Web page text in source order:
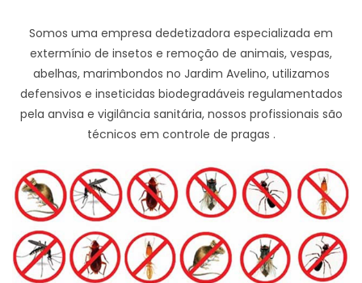
Somos uma empresa dedetizadora especializada em
extermínio de insetos e remoção de animais, vespas,
abelhas, marimbondos no Jardim Avelino, utilizamos
defensivos e inseticidas biodegradáveis regulamentados
pela anvisa e vigilância sanitária, nossos profissionais são
técnicos em controle de pragas .